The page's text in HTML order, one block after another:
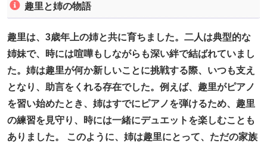
趣里と姉の物語
趣里は、3歳年上の姉と共に育ちました。二人は典型的な
姉妹で、時には喧嘩もしながらも深い絆で結ばれていまし
た。姉は趣里が何か新しいことに挑戦する際、いつも支え
となり、助言をくれる存在でした。例えば、趣里がピアノ
を習い始めたとき、姉はすでにピアノを弾けるため、趣里
の練習を見守り、時には一緒にデュエットを楽しむことも
ありました。 このように、姉は趣里にとって、ただの家族